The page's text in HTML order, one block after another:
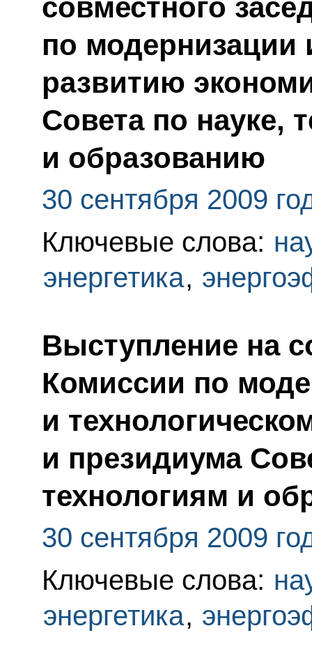
совместного
по модернизации
развитию
Совета по науке,
и образованию
30 сентября 2009
Ключевые слова:
энергетика,
Выступление на
Комиссии по
и
и президиума
технологиям и
30 сентября 2009
Ключевые слова:
энергетика,